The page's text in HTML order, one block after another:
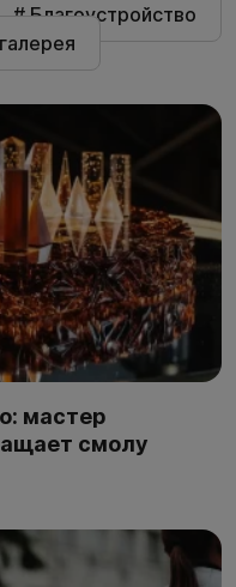
# Благоустройство
мастер
смолу